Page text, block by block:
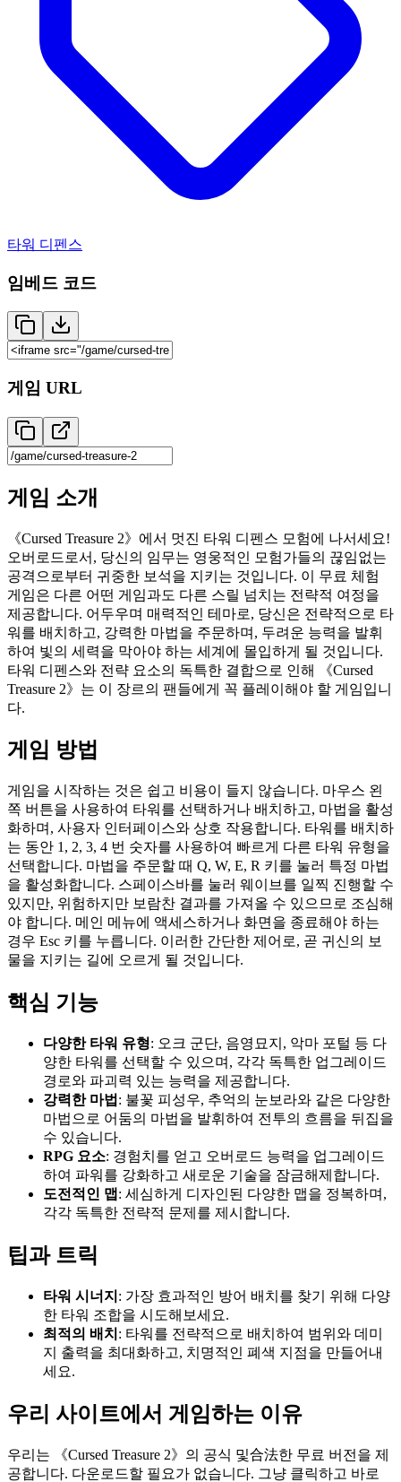
타워 디펜스
임베드 코드
게임 URL
게임 소개
《Cursed Treasure 2》에서 멋진 타워 디펜스 모험에 나서세요!
오버로드로서, 당신의 임무는 영웅적인 모험가들의 끊임없는
공격으로부터 귀중한 보석을 지키는 것입니다. 이 무료 체험
게임은 다른 어떤 게임과도 다른 스릴 넘치는 전략적 여정을
제공합니다. 어두우며 매력적인 테마로, 당신은 전략적으로 타
워를 배치하고, 강력한 마법을 주문하며, 두려운 능력을 발휘
하여 빛의 세력을 막아야 하는 세계에 몰입하게 될 것입니다.
타워 디펜스와 전략 요소의 독특한 결합으로 인해 《Cursed
Treasure 2》는 이 장르의 팬들에게 꼭 플레이해야 할 게임입니
다.
게임 방법
게임을 시작하는 것은 쉽고 비용이 들지 않습니다. 마우스 왼
쪽 버튼을 사용하여 타워를 선택하거나 배치하고, 마법을 활성
화하며, 사용자 인터페이스와 상호 작용합니다. 타워를 배치하
는 동안 1, 2, 3, 4 번 숫자를 사용하여 빠르게 다른 타워 유형을
선택합니다. 마법을 주문할 때 Q, W, E, R 키를 눌러 특정 마법
을 활성화합니다. 스페이스바를 눌러 웨이브를 일찍 진행할 수
있지만, 위험하지만 보람찬 결과를 가져올 수 있으므로 조심해
야 합니다. 메인 메뉴에 액세스하거나 화면을 종료해야 하는
경우 Esc 키를 누릅니다. 이러한 간단한 제어로, 곧 귀신의 보
물을 지키는 길에 오르게 될 것입니다.
핵심 기능
다양한 타워 유형: 오크 군단, 음영묘지, 악마 포털 등 다
양한 타워를 선택할 수 있으며, 각각 독특한 업그레이드
경로와 파괴력 있는 능력을 제공합니다.
강력한 마법 : 불꽃 피성우, 추억의 눈보라와 같은 다양한
마법으로 어둠의 마법을 발휘하여 전투의 흐름을 뒤집을
수 있습니다.
RPG 요소: 경험치를 얻고 오버로드 능력을 업그레이드
하여 파워를 강화하고 새로운 기술을 잠금해제합니다.
도전적인 맵 : 세심하게 디자인된 다양한 맵을 정복하며,
각각 독특한 전략적 문제를 제시합니다.
팁과 트릭
타워 시너지 : 가장 효과적인 방어 배치를 찾기 위해 다양
한 타워 조합을 시도해보세요.
최적의 배치 : 타워를 전략적으로 배치하여 범위와 데미
지 출력을 최대화하고, 치명적인 폐색 지점을 만들어내
세요.
우리 사이트에서 게임하는 이유
우리는 《Cursed Treasure 2》의 공식 및合法한 무료 버전을 제
공합니다. 다운로드할 필요가 없습니다. 그냥 클릭하고 바로